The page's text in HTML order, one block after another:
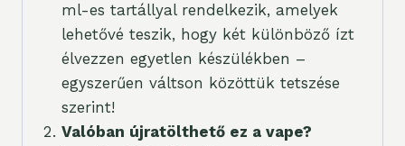
ml-es tartállyal rendelkezik, amelyek
lehetővé teszik, hogy két különböző ízt
élvezzen egyetlen készülékben –
egyszerűen váltson közöttük tetszése
szerint!
Valóban újratölthető ez a vape?